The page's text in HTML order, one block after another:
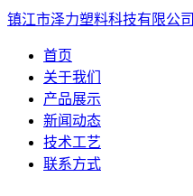
镇江市泽力塑料科技有限公司
首页
关于我们
产品展示
新闻动态
技术工艺
联系方式